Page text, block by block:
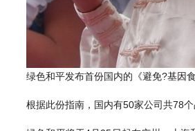
绿色和平发布首份国内的《避免?基因
根据此份指南，国内有50家公司共78